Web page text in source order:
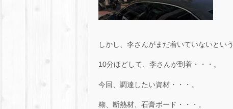
しかし、李さんがまだ着いていないとい
10分ほどして、李さんが到着・・・。
今回、調達したい資材・・・。
糊、断熱材、石膏ボード・・・。